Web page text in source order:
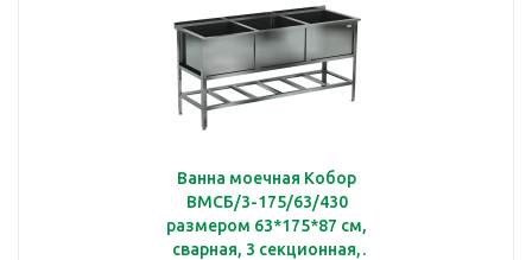
Ванна моечная Кобор
ВМСБ/3-175/63/430
размером 63*175*87 см,
сварная, 3 секционная,